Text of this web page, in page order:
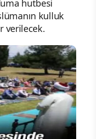
hutbesi
kulluk
verilecek.